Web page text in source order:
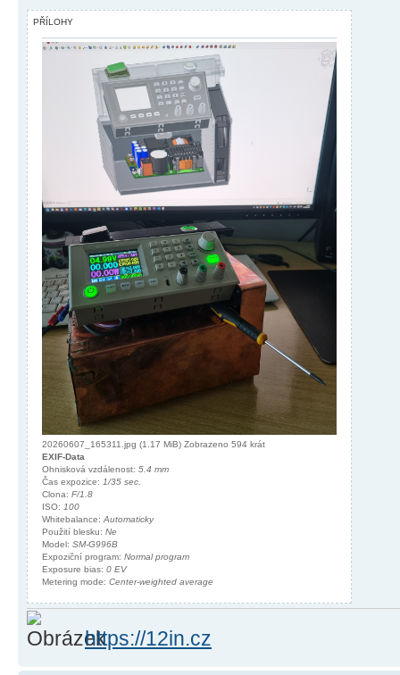
PŘÍLOHY
20260607_165311.jpg (1.17 MiB) Zobrazeno 594 krát
EXIF-Data
Ohnisková vzdálenost: 5.4 mm
Čas expozice: 1/35 sec.
Clona: F/1.8
ISO: 100
Whitebalance: Automaticky
Použití blesku: Ne
Model: SM-G996B
Expoziční program: Normal program
Exposure bias: 0 EV
Metering mode: Center-weighted average
https://12in.cz